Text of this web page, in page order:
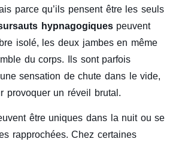
parce qu’ils pensent être les seuls
hypnagogiquespeuvent
isolé, les deux jambes en même
du corps. Ils sont parfois
sensation de chute dans le vide,
provoquer un réveil brutal.
être uniques dans la nuit ou se
rapprochées. Chez certaines